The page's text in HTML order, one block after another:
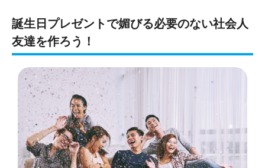
誕生日プレゼントで媚びる必要のない社会人
友達を作ろう！